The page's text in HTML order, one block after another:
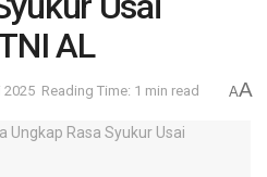
AL
2025 Reading Time: 1 min read AA